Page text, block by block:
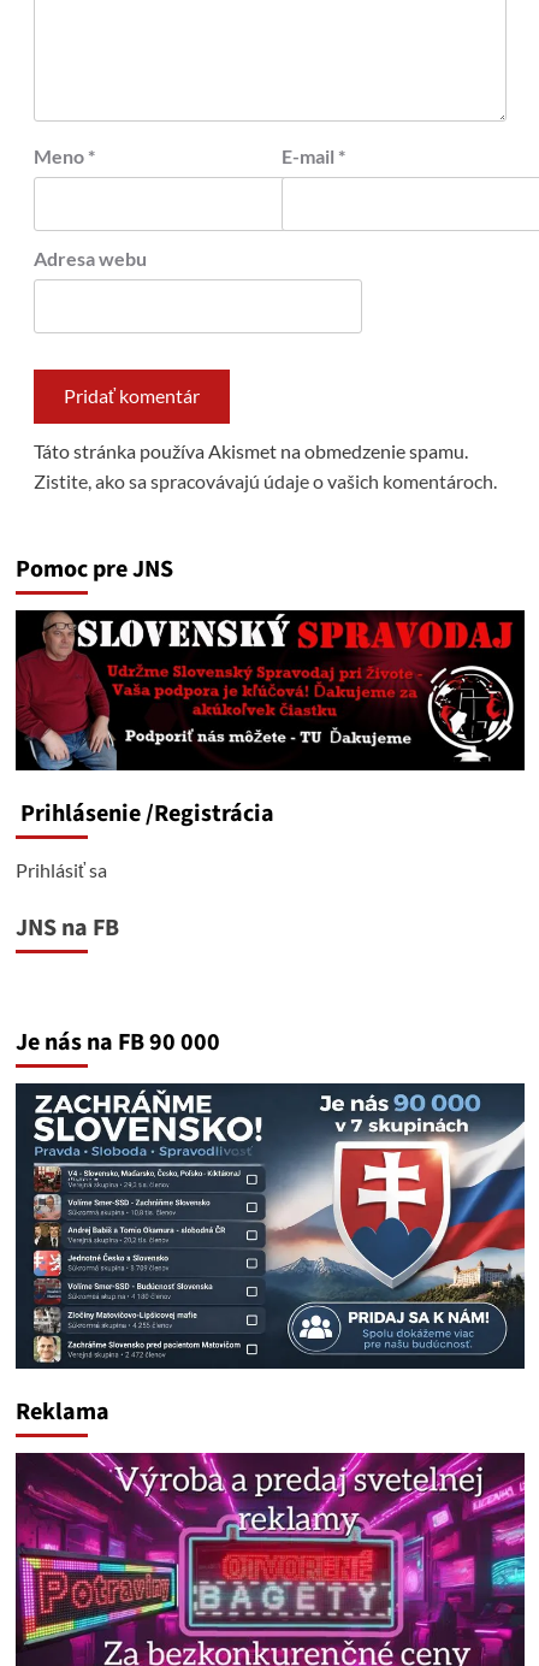
Meno * E-mail *
Adresa webu
Táto stránka používa Akismet na obmedzenie spamu.
Zistite, ako sa spracovávajú údaje o vašich komentároch.
Pomoc pre JNS
Prihlásenie/Registrácia
Prihlásiť sa
JNS na FB
Je nás na FB 90 000
Reklama